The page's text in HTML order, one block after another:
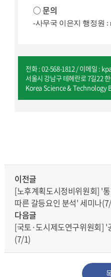
○ 문의
-사무국 이은지 행정원 :
전화 : 02-568-1812 / 이메일 :
서울시 강남구 테헤란로 7길22
Korea Science & Technology
이전글
[노후계획도시정비위원회] '
따른 갈등요인 분석' 세미나
다음글
[국토·도시제도연구위원회]
(7/1)